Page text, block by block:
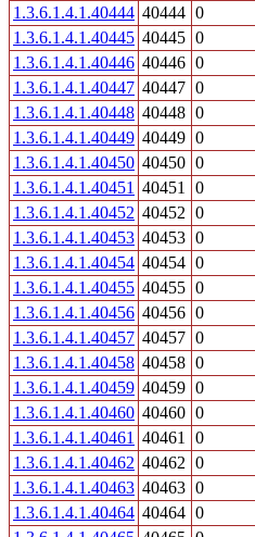
1.3.6.1.4.1.40444 40444 0
1.3.6.1.4.1.40445 40445 0
1.3.6.1.4.1.40446 40446 0
1.3.6.1.4.1.40447 40447 0
1.3.6.1.4.1.40448 40448 0
1.3.6.1.4.1.40449 40449 0
1.3.6.1.4.1.40450 40450 0
1.3.6.1.4.1.40451 40451 0
1.3.6.1.4.1.40452 40452 0
1.3.6.1.4.1.40453 40453 0
1.3.6.1.4.1.40454 40454 0
1.3.6.1.4.1.40455 40455 0
1.3.6.1.4.1.40456 40456 0
1.3.6.1.4.1.40457 40457 0
1.3.6.1.4.1.40458 40458 0
1.3.6.1.4.1.40459 40459 0
1.3.6.1.4.1.40460 40460 0
1.3.6.1.4.1.40461 40461 0
1.3.6.1.4.1.40462 40462 0
1.3.6.1.4.1.40463 40463 0
1.3.6.1.4.1.40464 40464 0